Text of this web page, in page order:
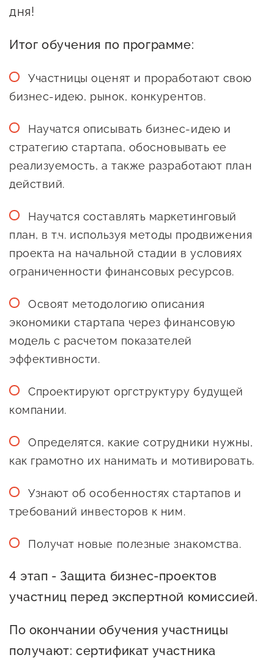
дня!
Итог обучения по программе:
Участницы оценят и проработают свою
бизнес-идею, рынок, конкурентов.
Научатся описывать бизнес-идею и
стратегию стартапа, обосновывать ее
реализуемость, а также разработают план
действий.
Научатся составлять маркетинговый
план, в т.ч. используя методы продвижения
проекта на начальной стадии в условиях
ограниченности финансовых ресурсов.
Освоят методологию описания
экономики стартапа через финансовую
модель с расчетом показателей
эффективности.
Спроектируют оргструктуру будущей
компании.
Определятся, какие сотрудники нужны,
как грамотно их нанимать и мотивировать.
Узнают об особенностях стартапов и
требований инвесторов к ним.
Получат новые полезные знакомства.
4 этап - Защита бизнес-проектов
участниц перед экспертной комиссией.
По окончании обучения участницы
получают: сертификат участника